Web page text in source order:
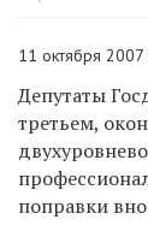
11 октября 2007
Депутаты
третьем,
поправки